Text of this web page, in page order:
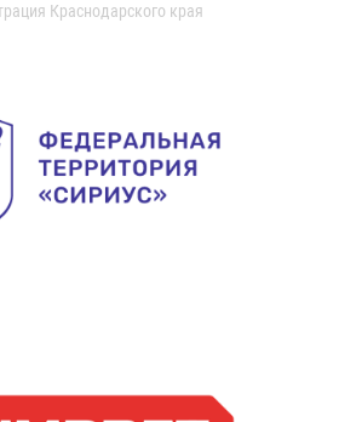
Краснодарского края